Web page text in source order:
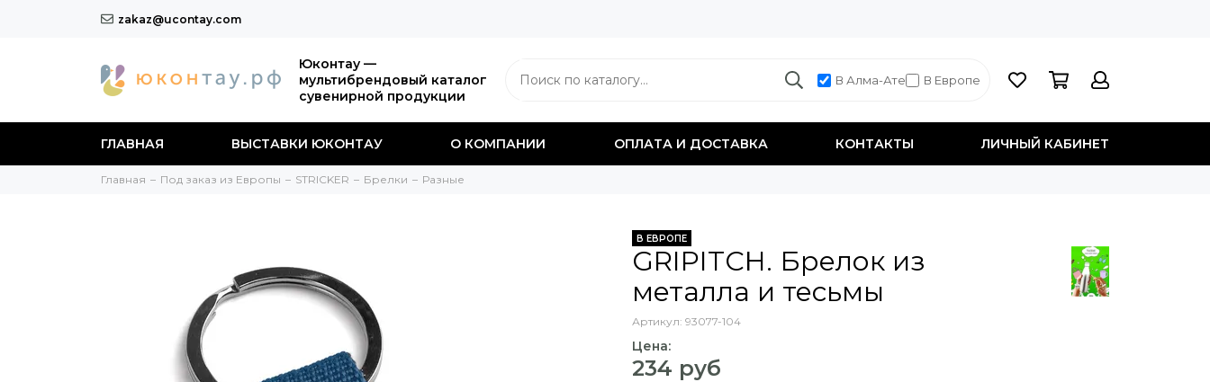
zakaz@ucontay.com
Юконтау —
мультибрендовый каталог
сувенирной продукции
В Алма-Ате В Европе
ГЛАВНАЯ ВЫСТАВКИ ЮКОНТАУ О КОМПАНИИ ОПЛАТА И ДОСТАВКА КОНТАКТЫ ЛИЧНЫЙ КАБИНЕТ
Главная Под заказ из Европы STRICKER Брелки Разные
В ЕВРОПЕ
GRIPITCH. Брелок из
металла и тесьмы
Артикул: 93077-104
Цена:
234 руб